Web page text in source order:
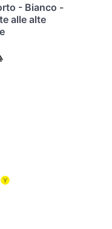
- Bianco -
alle alte